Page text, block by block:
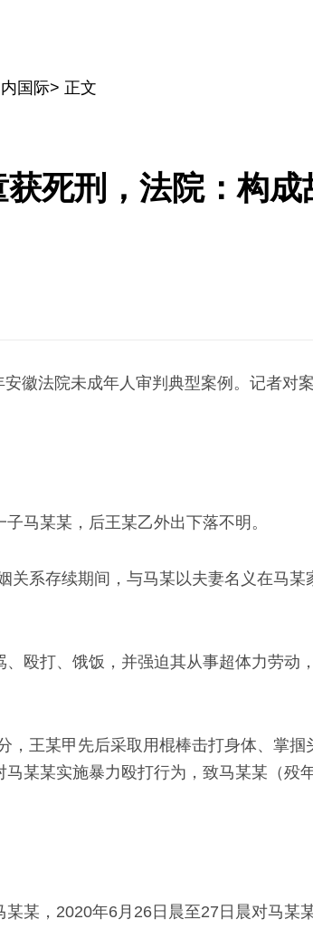
国际> 正文
死刑，法院：构成
徽法院未成年人审判典型案例。记者对
马某某，后王某乙外出下落不明。
关系存续期间，与马某以夫妻名义在马
殴打、饿饭，并强迫其从事超体力劳动
，王某甲先后采取用棍棒击打身体、掌掴
某某实施暴力殴打行为，致马某某（殁
某，2020年6月26日晨至27日晨对马某